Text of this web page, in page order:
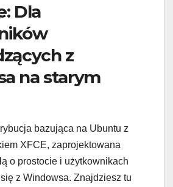
Dla
z
na starym
bazująca na Ubuntu z
XFCE, zaprojektowana
o prostocie i użytkownikach
z Windowsa. Znajdziesz tu